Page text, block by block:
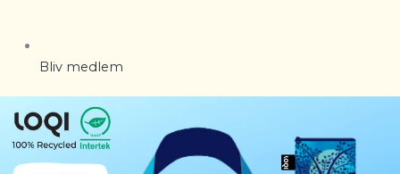
Bliv medlem